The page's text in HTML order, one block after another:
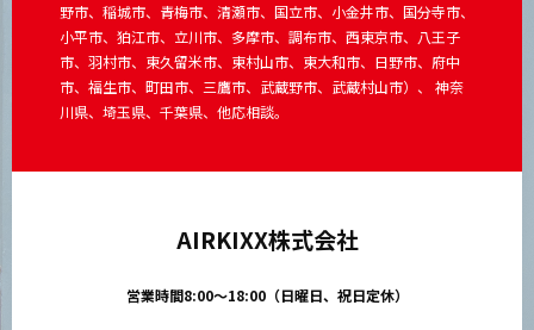
野市、稲城市、青梅市、清瀬市、国立市、小金井市、国分寺市、
小平市、狛江市、立川市、多摩市、調布市、西東京市、八王子
市、羽村市、東久留米市、東村山市、東大和市、日野市、府中
市、福生市、町田市、三鷹市、武蔵野市、武蔵村山市）、 神奈
川県、埼玉県、千葉県、他応相談。
AIRKIXX株式会社
営業時間8:00～18:00（日曜日、祝日定休）